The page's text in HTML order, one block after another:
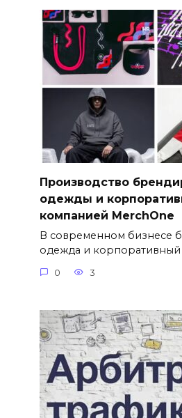
Производство
одежды и
компанией MerchOne
В современном бизнесе
одежда и корпоративный
0 3